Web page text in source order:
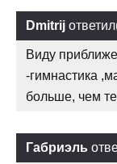
Dmitrij
Виду
-гимнастика
больше, чем
Габриэль